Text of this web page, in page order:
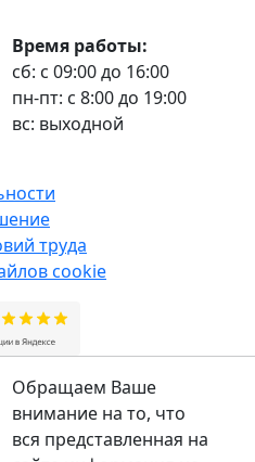
Время работы:
сб: с 09:00 до 16:00
пн-пт: с 8:00 до 19:00
вс: выходной
труда
cookie
Обращаем Ваше
внимание на то, что
вся представленная на